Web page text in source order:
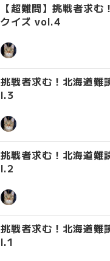
【超難問】挑戦者求む
クイズ vol.4
挑戦者求む！北海道難
l.3
挑戦者求む！北海道難
l.2
挑戦者求む！北海道難
l.1